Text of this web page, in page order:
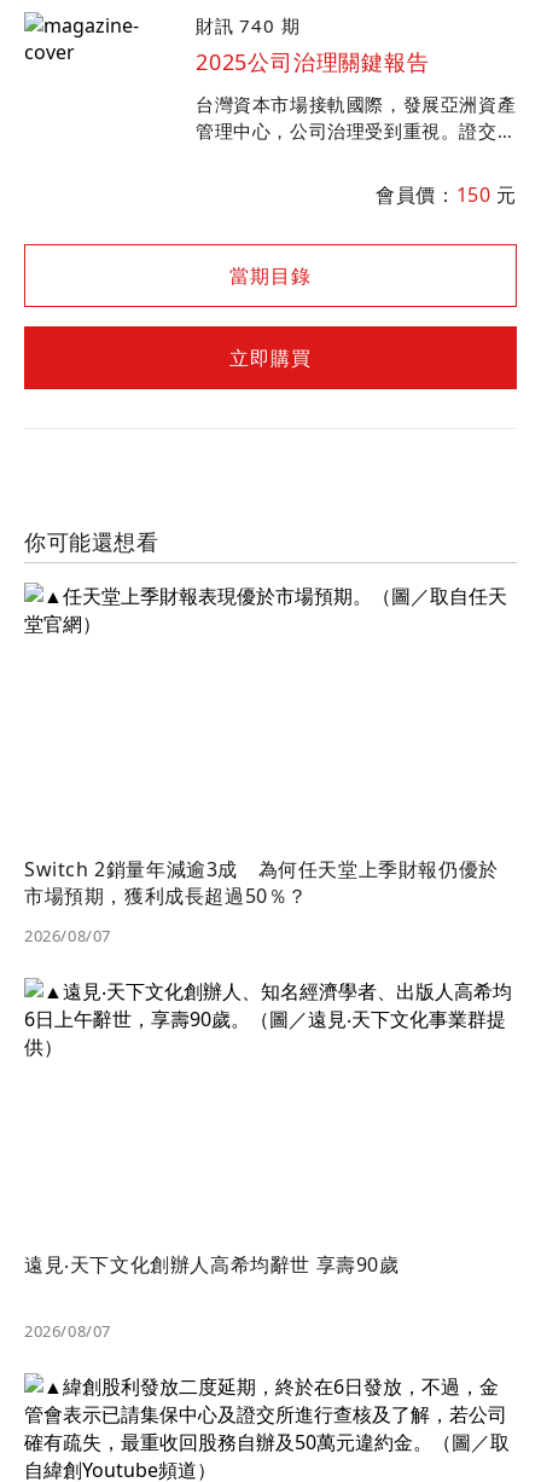
財訊 740 期
2025公司治理關鍵報告
台灣資本市場接軌國際，發展亞洲資產
管理中心，公司治理受到重視。證交所
資決策重要參考指標，精選30檔好公
司，提供投資人布局參考。
會員價： 150 元
當期目錄
立即購買
你可能還想看
Switch 2銷量年減逾3成 為何任天堂上季財報仍優於
市場預期，獲利成長超過50％？
2026/08/07
遠見‧天下文化創辦人高希均辭世 享壽90歲
2026/08/07